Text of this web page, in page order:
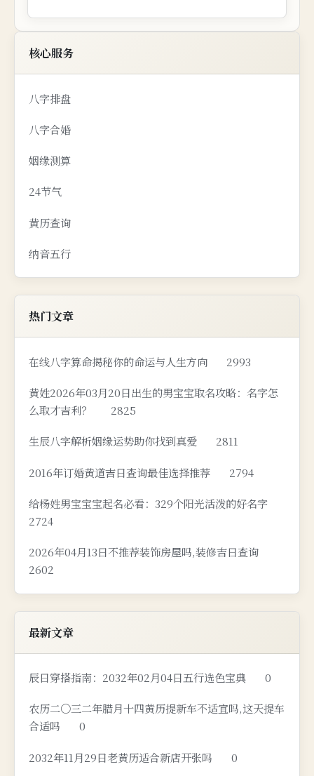
核心服务
八字排盘
八字合婚
姻缘测算
24节气
黄历查询
纳音五行
热门文章
在线八字算命揭秘你的命运与人生方向 2993
黄姓2026年03月20日出生的男宝宝取名攻略：名字怎
么取才吉利？
2825
生辰八字解析姻缘运势助你找到真爱 2811
2016年订婚黄道吉日查询最佳选择推荐 2794
给杨姓男宝宝宝起名必看：329个阳光活泼的好名字
2724
2026年04月13日不推荐装饰房屋吗,装修吉日查询
2602
最新文章
辰日穿搭指南：2032年02月04日五行选色宝典 0
农历二〇三二年腊月十四黄历提新车不适宜吗,这天提车
合适吗
0
2032年11月29日老黄历适合新店开张吗 0